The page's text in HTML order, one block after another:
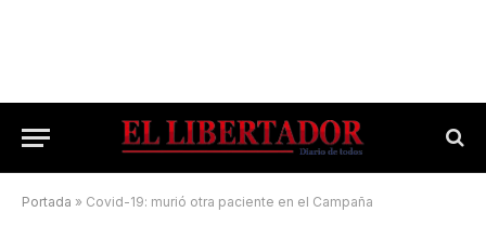
Portada » Covid-19: murió otra paciente en el Campaña